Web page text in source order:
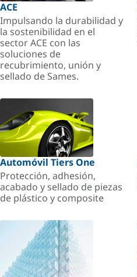
ACE
Impulsando la durabilidad y
la sostenibilidad en el
sector ACE con las
soluciones de
recubrimiento, unión y
sellado de Sames.
Automóvil Tiers One
Protección, adhesión,
acabado y sellado de piezas
de plástico y composite